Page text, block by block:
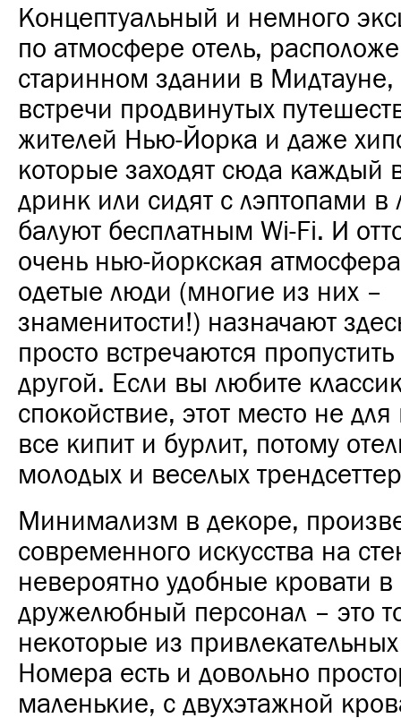
Концептуальный и немного
по атмосфере отель,
старинном здании в Мидтауне,
встречи продвинутых
жителей Нью-Йорка и даже
которые заходят сюда каждый
дринк или сидят с лэптопами в
балуют бесплатным Wi-Fi. И
очень нью-йоркская
одетые люди (многие из них –
знаменитости!) назначают
просто встречаются
другой. Если вы любите
спокойствие, этот место не
все кипит и бурлит, потому
молодых и веселых
Минимализм в декоре,
современного искусства на
невероятно удобные кровати
дружелюбный персонал – это
некоторые из
Номера есть и довольно
маленькие, с двухэтажной